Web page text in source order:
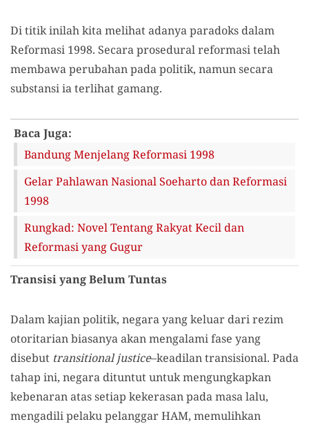
Di titik inilah kita melihat adanya paradoks dalam
Reformasi 1998. Secara prosedural reformasi telah
membawa perubahan pada politik, namun secara
substansi ia terlihat gamang.
Baca Juga:
Bandung Menjelang Reformasi 1998
Gelar Pahlawan Nasional Soeharto dan Reformasi
1998
Rungkad: Novel Tentang Rakyat Kecil dan
Reformasi yang Gugur
Transisi yang Belum Tuntas
Dalam kajian politik, negara yang keluar dari rezim
otoritarian biasanya akan mengalami fase yang
disebut transitional justice–keadilan transisional. Pada
tahap ini, negara dituntut untuk mengungkapkan
kebenaran atas setiap kekerasan pada masa lalu,
mengadili pelaku pelanggar HAM, memulihkan